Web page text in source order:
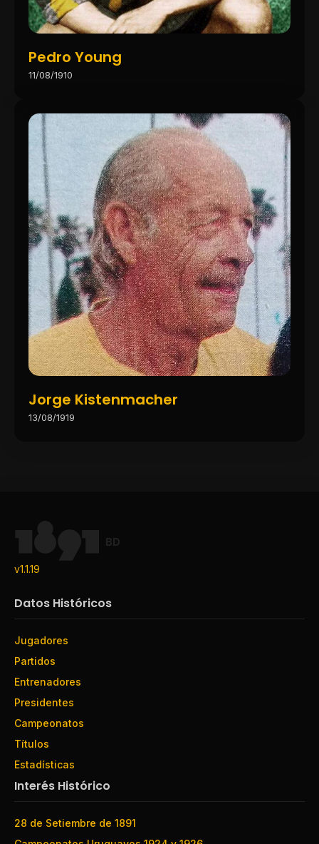
Pedro Young
11/08/1910
Jorge Kistenmacher
13/08/1919
BD
v1.1.19
Datos Históricos
Jugadores
Partidos
Entrenadores
Presidentes
Campeonatos
Títulos
Estadísticas
Interés Histórico
28 de Setiembre de 1891